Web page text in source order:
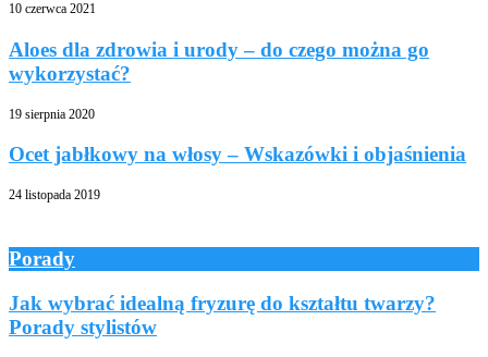
10 czerwca 2021
Aloes dla zdrowia i urody – do czego można go
wykorzystać?
19 sierpnia 2020
Ocet jabłkowy na włosy – Wskazówki i objaśnienia
24 listopada 2019
Porady
Jak wybrać idealną fryzurę do kształtu twarzy?
Porady stylistów